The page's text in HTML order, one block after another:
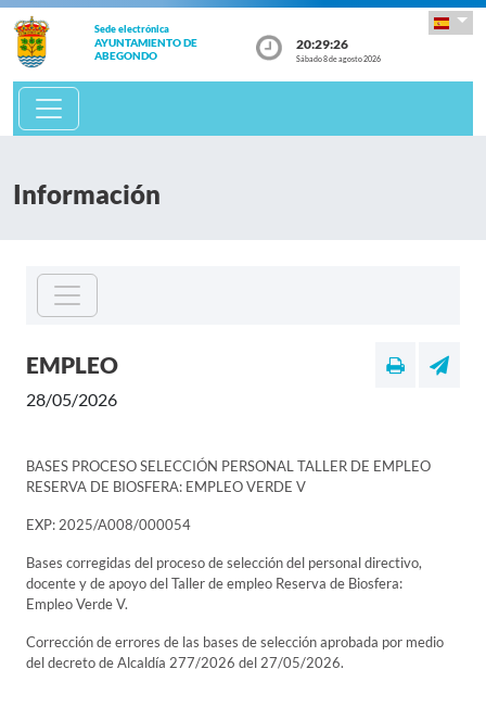
Sede electrónica
AYUNTAMIENTO DE
ABEGONDO
20:29:26
Sábado 8 de agosto 2026
Información
EMPLEO
28/05/2026
BASES PROCESO SELECCIÓN PERSONAL TALLER DE EMPLEO
RESERVA DE BIOSFERA: EMPLEO VERDE V
EXP: 2025/A008/000054
Bases corregidas del proceso de selección del personal directivo,
docente y de apoyo del Taller de empleo Reserva de Biosfera:
Empleo Verde V.
Corrección de errores de las bases de selección aprobada por medio
del decreto de Alcaldía 277/2026 del 27/05/2026.